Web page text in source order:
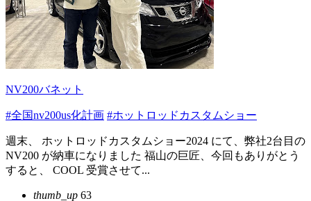
NV200バネット
#全国nv200us化計画 #ホットロッドカスタムショー
週末、 ホットロッドカスタムショー2024 にて、弊社2台目の
NV200 が納車になりました 福山の巨匠、今回もありがとう
すると、 COOL 受賞させて...
thumb_up 63